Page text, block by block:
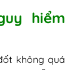
hiểm
không quá